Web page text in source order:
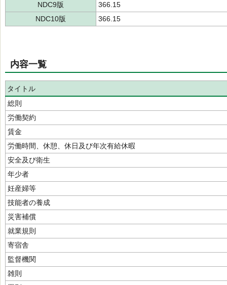
NDC9版
366.15
NDC10版
366.15
内容一覧
タイトル
総則
労働契約
賃金
労働時間、休憩、休日及び年次有給休暇
安全及び衛生
年少者
妊産婦等
技能者の養成
災害補償
就業規則
寄宿舎
監督機関
雑則